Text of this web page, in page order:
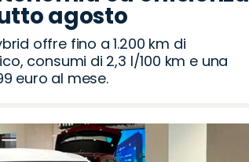
agosto
offre fino a 1.200 km di
consumi di 2,3 l/100 km e una
euro al mese.